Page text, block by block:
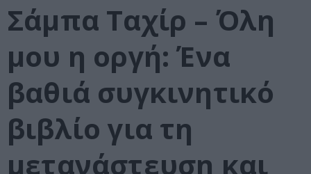
Σάμπα Ταχίρ – Όλη
μου η οργή: Ένα
βαθιά συγκινητικό
βιβλίο για τη
μετανάστευση και